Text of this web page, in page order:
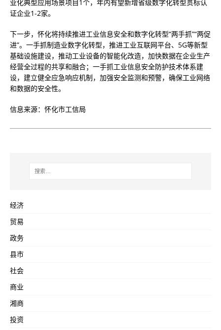
业化典型应用场景项目1个，年内有望新增省级数字化转型贯标认
证企业1-2家。
下一步，怀化将持续推进工业信息安全和数字化转型“两手抓”“两促
进”。一手抓制造业数字化转型，推进工业互联网平台、5G等新型
基础设施建设，推动工业设备的智能化改造，加快数据在企业生产
经营全过程的共享和融合；一手抓工业信息安全防护技术体系建
设，建立健全应急响应机制，加强安全监测和预警，确保工业网络
和数据的安全性。
信息来源：怀化市工信局
经济
贸易
政务
县市
社会
商业
湘商
投资